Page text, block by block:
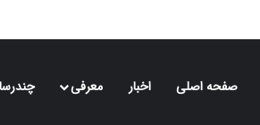
صفحه اصلی اخبار معرفی